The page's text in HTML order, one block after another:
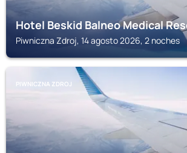
Hotel Beskid Balneo Medical
Piwniczna Zdroj, 14 agosto 2026, 2 noches
PIWNICZNA ZDROJ